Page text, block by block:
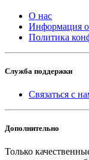
О нас
Информация о
Политика
Служба поддержки
Связаться с
Дополнительно
Только